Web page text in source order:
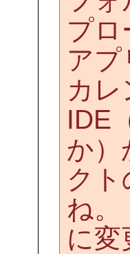
プロ
ア
カ
IDE
か）
ク
ね。
に変